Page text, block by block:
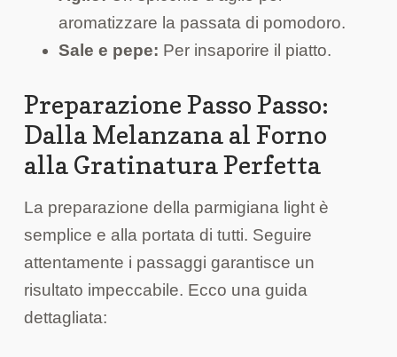
aromatizzare la passata di pomodoro.
Sale e pepe: Per insaporire il piatto.
Preparazione Passo Passo:
Dalla Melanzana al Forno
alla Gratinatura Perfetta
La preparazione della parmigiana light è
semplice e alla portata di tutti. Seguire
attentamente i passaggi garantisce un
risultato impeccabile. Ecco una guida
dettagliata: